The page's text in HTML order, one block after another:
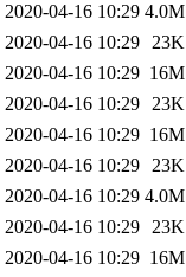
2020-04-16 10:29 4.0M
2020-04-16 10:29 23K
2020-04-16 10:29 16M
2020-04-16 10:29 23K
2020-04-16 10:29 16M
2020-04-16 10:29 23K
2020-04-16 10:29 4.0M
2020-04-16 10:29 23K
2020-04-16 10:29 16M